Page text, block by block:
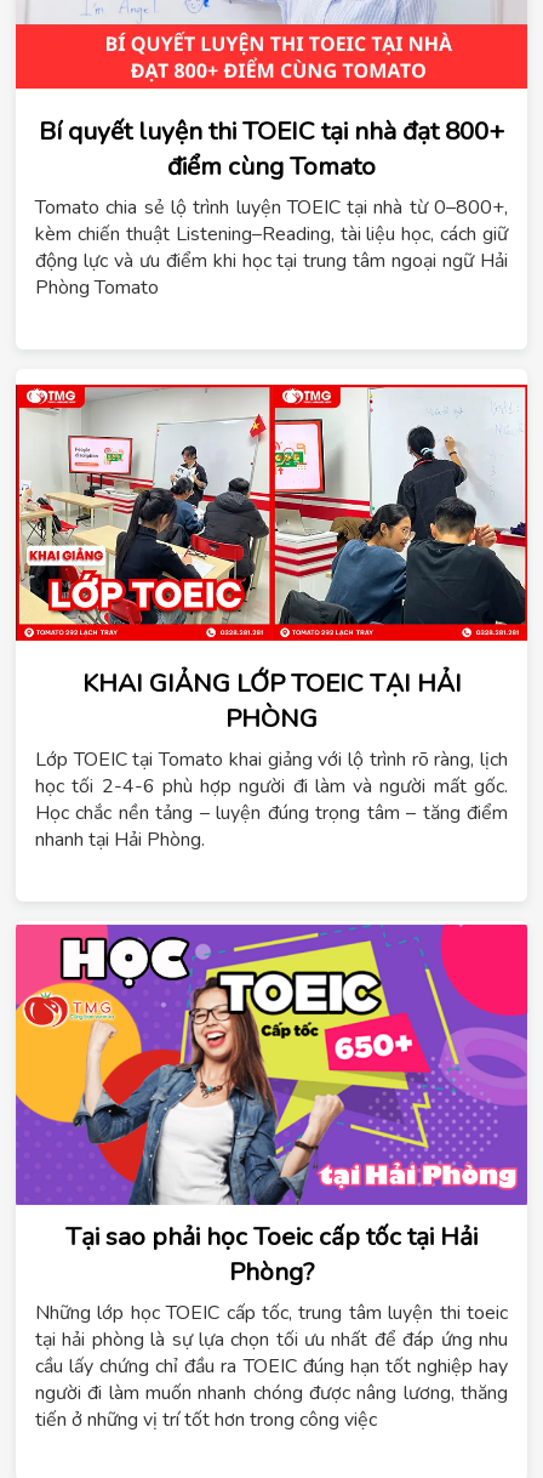
Bí quyết luyện thi TOEIC tại nhà đạt 800+
điểm cùng Tomato
Tomato chia sẻ lộ trình luyện TOEIC tại nhà từ 0–800+,
kèm chiến thuật Listening–Reading, tài liệu học, cách giữ
động lực và ưu điểm khi học tại trung tâm ngoại ngữ Hải
Phòng Tomato
KHAI GIẢNG LỚP TOEIC TẠI HẢI
PHÒNG
Lớp TOEIC tại Tomato khai giảng với lộ trình rõ ràng, lịch
học tối 2-4-6 phù hợp người đi làm và người mất gốc.
Học chắc nền tảng – luyện đúng trọng tâm – tăng điểm
nhanh tại Hải Phòng.
Tại sao phải học Toeic cấp tốc tại Hải
Phòng?
Những lớp học TOEIC cấp tốc, trung tâm luyện thi toeic
tại hải phòng là sự lựa chọn tối ưu nhất để đáp ứng nhu
cầu lấy chứng chỉ đầu ra TOEIC đúng hạn tốt nghiệp hay
người đi làm muốn nhanh chóng được nâng lương, thăng
tiến ở những vị trí tốt hơn trong công việc